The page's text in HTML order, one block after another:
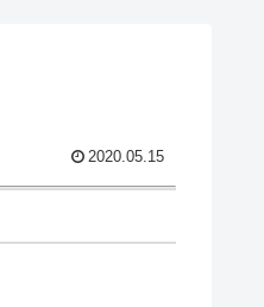
2020.05.15